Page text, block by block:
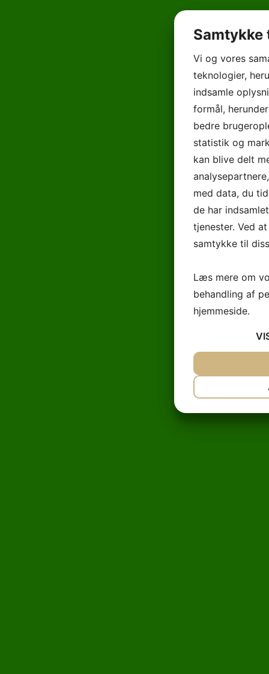
Vi og vores
teknologier,
indsamle
formål,
bedre
statistik og
kan blive delt
med data, du
de har
tjenester. Ved
samtykke til
Læs mere om
behandling af
hjemmeside.